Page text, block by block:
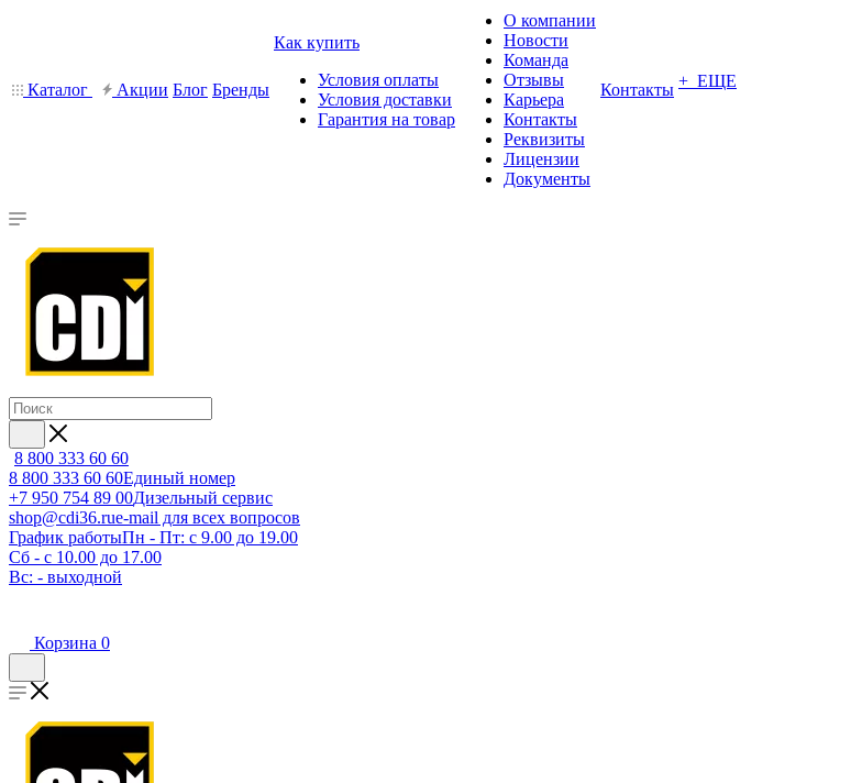
Каталог Акции Блог Бренды
Как купить
Условия оплаты
Условия доставки
Гарантия на товар
О компании
Новости
Команда
Отзывы
Карьера
Контакты
Реквизиты
Лицензии
Документы
Контакты + ЕЩЕ
8 800 333 60 60
8 800 333 60 60Единый номер
+7 950 754 89 00Дизельный сервис
shop@cdi36.rue-mail для всех вопросов
График работыПн - Пт: с 9.00 до 19.00
Сб - с 10.00 до 17.00
Вс: - выходной
Корзина 0